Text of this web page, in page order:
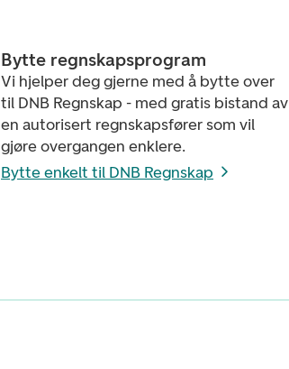
Bytte regnskapsprogram
Vi hjelper deg gjerne med å bytte over
til DNB Regnskap - med gratis bistand av
en autorisert regnskapsfører som vil
gjøre overgangen enklere.
Bytte enkelt til DNB Regnskap